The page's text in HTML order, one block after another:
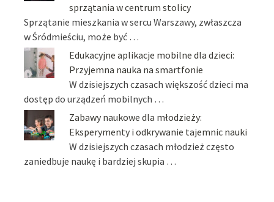
sprzątania w centrum stolicy
Sprzątanie mieszkania w sercu Warszawy, zwłaszcza
w Śródmieściu, może być …
Edukacyjne aplikacje mobilne dla dzieci:
Przyjemna nauka na smartfonie
W dzisiejszych czasach większość dzieci ma
dostęp do urządzeń mobilnych …
Zabawy naukowe dla młodzieży:
Eksperymenty i odkrywanie tajemnic nauki
W dzisiejszych czasach młodzież często
zaniedbuje naukę i bardziej skupia …